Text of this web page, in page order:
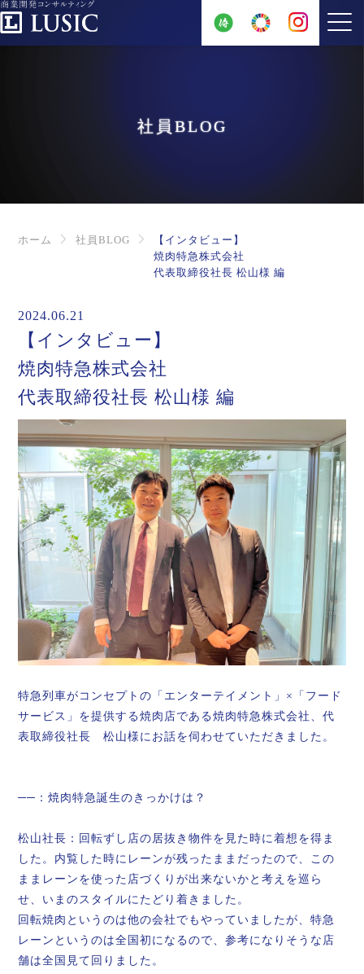
社員BLOG
ホーム 社員BLOG
【インタビュー】
焼肉特急株式会社
代表取締役社長 松山様 編
2024.06.21
【インタビュー】
焼肉特急株式会社
代表取締役社長 松山様 編
特急列車がコンセプトの「エンターテイメント」×「フード
サービス」を提供する焼肉店である焼肉特急株式会社、代
表取締役社長 松山様にお話を伺わせていただきました。
──：焼肉特急誕生のきっかけは？
松山社長：回転ずし店の居抜き物件を見た時に着想を得ま
した。内覧した時にレーンが残ったままだったので、この
ままレーンを使った店づくりが出来ないかと考えを巡ら
せ、いまのスタイルにたどり着きました。
回転焼肉というのは他の会社でもやっていましたが、特急
レーンというのは全国初になるので、参考になりそうな店
舗は全国見て回りました。